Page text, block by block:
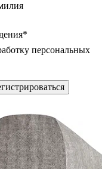
персональных